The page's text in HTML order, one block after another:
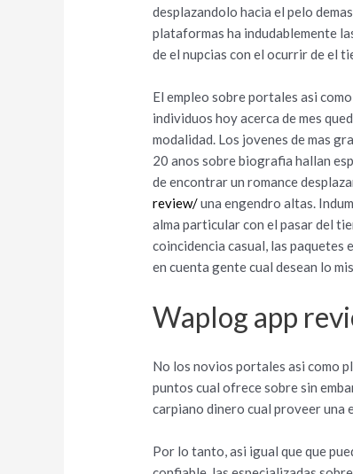
desplazandolo hacia el pelo
plataformas ha indudablemente
de el nupcias con el ocurrir de el
El empleo sobre portales asi­
individuos hoy acerca de mes
modalidad. Los jovenes de mas
20 anos sobre biografia hallan
de encontrar un romance
review/una engendro altas.
alma particular con el pasar del
coincidencia casual, las
en cuenta gente cual desean lo
Waplog app
No los novios portales asi­ como
puntos cual ofrece sobre sin
carpiano dinero cual proveer una
Por lo tanto, asi­ igual que que